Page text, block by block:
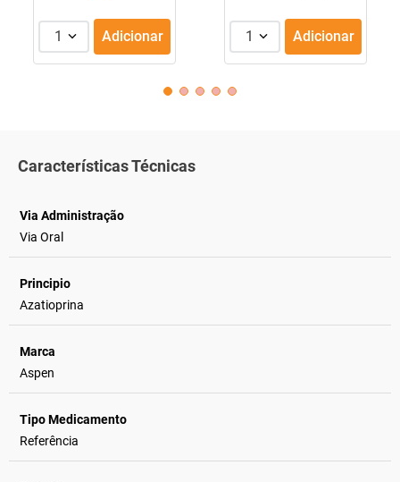
1 Adicionar 1 Adicionar
Características Técnicas
Via Administração
Via Oral
Principio
Azatioprina
Marca
Aspen
Tipo Medicamento
Referência